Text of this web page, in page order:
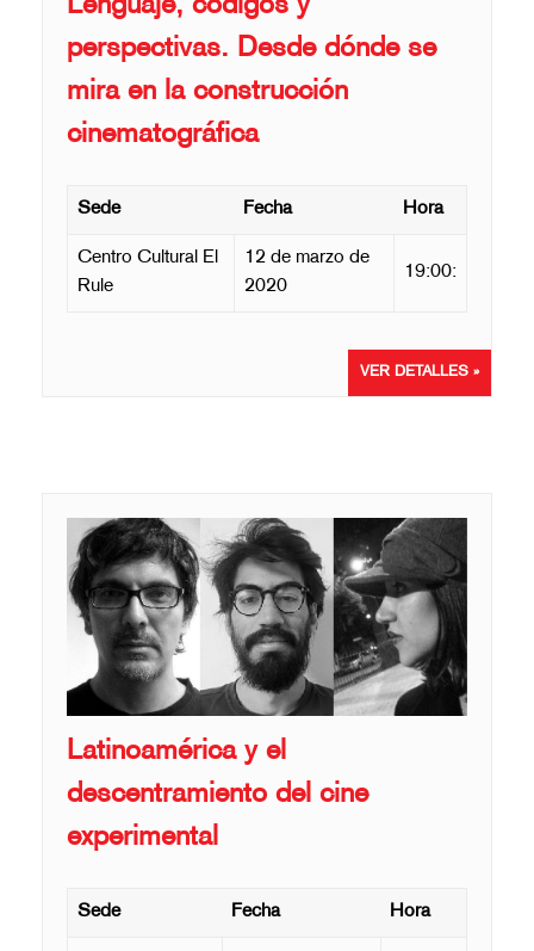
Lenguaje, códigos y
perspectivas. Desde dónde se
mira en la construcción
cinematográfica
Sede Fecha Hora
Centro Cultural El
Rule
12 de marzo de
2020
19:00:
VER DETALLES »
Latinoamérica y el
descentramiento del cine
experimental
Sede Fecha Hora